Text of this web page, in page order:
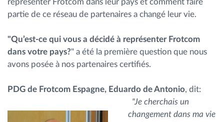
représenter Frotcom dans leur pays et comment faire
partie de ce réseau de partenaires a changé leur vie.
"Qu’est-ce qui vous a décidé à représenter Frotcom
dans votre pays?" a été la première question que nous
avons posée à nos partenaires certifiés.
PDG de Frotcom Espagne, Eduardo de Antonio, dit:
"Je cherchais un
changement dans ma vie